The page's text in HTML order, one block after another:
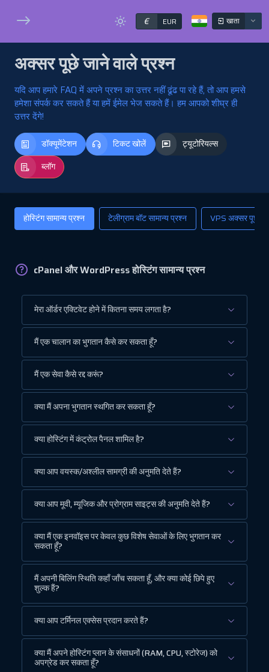
€ EUR खाता
अक्सर पूछे जाने वाले प्रश्न
यदि आप हमारे FAQ में अपने प्रश्न का उत्तर नहीं ढूंढ पा रहे हैं, तो आप हमसे
हमेशा संपर्क कर सकते हैं या हमें ईमेल भेज सकते हैं। हम आपको शीघ्र ही
उत्तर देंगे!
डॉक्यूमेंटेशन टिकट खोलें
ट्यूटोरियल्स
ब्लॉग
होस्टिंग सामान्य प्रश्न टेलीग्राम बॉट सामान्य प्रश्न VPS अक्सर पूछे
cPanel और WordPress होस्टिंग सामान्य प्रश्न
मेरा ऑर्डर एक्टिवेट होने में कितना समय लगता है?
मैं एक चालान का भुगतान कैसे कर सकता हूँ?
मैं एक सेवा कैसे रद्द करूं?
क्या मैं अपना भुगतान स्थगित कर सकता हूँ?
क्या होस्टिंग में कंट्रोल पैनल शामिल है?
क्या आप वयस्क/अश्लील सामग्री की अनुमति देते हैं?
क्या आप मूवी, म्यूजिक और प्रोग्राम साइट्स की अनुमति देते हैं?
क्या मैं एक इनवॉइस पर केवल कुछ विशेष सेवाओं के लिए भुगतान कर
सकता हूँ?
मैं अपनी बिलिंग स्थिति कहाँ जाँच सकता हूँ, और क्या कोई छिपे हुए
शुल्क हैं?
क्या आप टर्मिनल एक्सेस प्रदान करते हैं?
क्या मैं अपने होस्टिंग प्लान के संसाधनों (RAM, CPU, स्टोरेज) को
अपग्रेड कर सकता हूँ?